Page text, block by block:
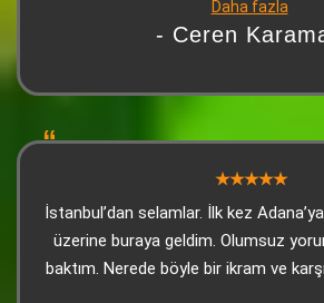
Adana’daysanız ve bu yorumu
azından tatmanızı şiddetle tavsiye
Daha fazla
- Ceren
İstanbul’dan selamlar. İlk kez
üzerine buraya geldim. Olumsuz
baktım. Nerede böyle bir ikram ve